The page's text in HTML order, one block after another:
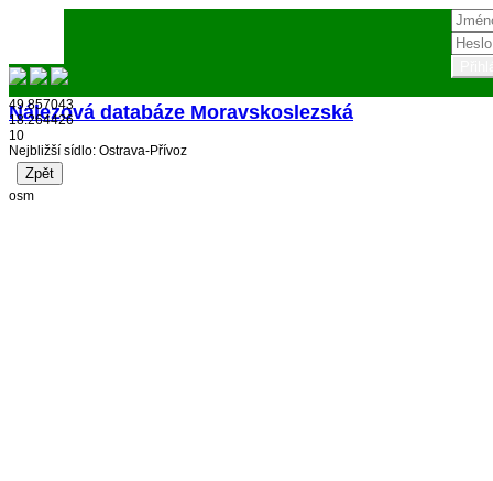
Nálezová databáze Moravskoslezská
Přihlásit
49.857043
18.264426
10
Nejbližší sídlo: Ostrava-Přívoz
osm